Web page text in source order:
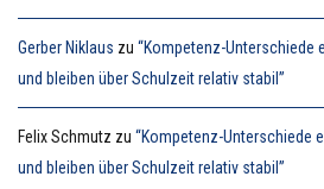
Gerber Niklaus zu “Kompetenz-Unterschiede
und bleiben über Schulzeit relativ stabil”
Felix Schmutz zu “Kompetenz-Unterschiede
und bleiben über Schulzeit relativ stabil”